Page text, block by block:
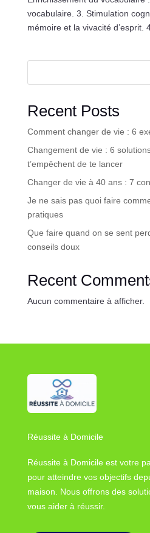
vocabulaire. 3. Stimulation
mémoire et la vivacité d’esprit.
Recent Posts
Comment changer de vie : 6
Changement de vie : 6
t’empêchent de te lancer
Changer de vie à 40 ans : 7
Je ne sais pas quoi faire
pratiques
Que faire quand on se sent
conseils doux
Recent
Aucun commentaire à afficher.
Réussite à Domicile
Réussite à Domicile est votre
pour atteindre vos objectifs
maison. Nous offrons des
vous aider à réussir.